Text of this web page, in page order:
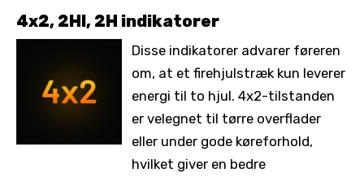
4x2, 2HI, 2H indikatorer
Disse indikatorer advarer føreren
om, at et firehjulstræk kun leverer
energi til to hjul. 4x2-tilstanden
er velegnet til tørre overflader
eller under gode køreforhold,
hvilket giver en bedre